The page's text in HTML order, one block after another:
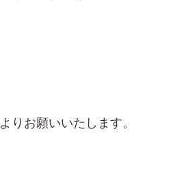
よりお願いいたします。